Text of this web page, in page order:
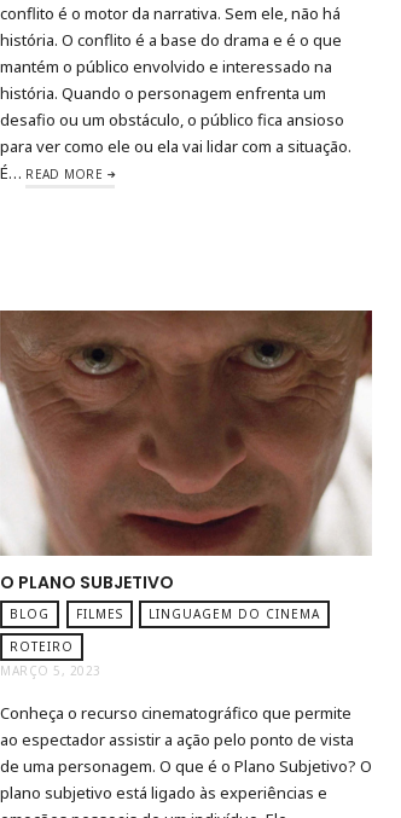
conflito é o motor da narrativa. Sem ele, não há
história. O conflito é a base do drama e é o que
mantém o público envolvido e interessado na
história. Quando o personagem enfrenta um
desafio ou um obstáculo, o público fica ansioso
para ver como ele ou ela vai lidar com a situação.
É… READ MORE
O PLANO SUBJETIVO
BLOG FILMES
LINGUAGEM DO CINEMA
ROTEIRO
MARÇO 5, 2023
Conheça o recurso cinematográfico que permite
ao espectador assistir a ação pelo ponto de vista
de uma personagem. O que é o Plano Subjetivo? O
plano subjetivo está ligado às experiências e